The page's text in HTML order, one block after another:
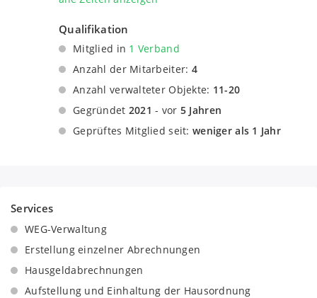
Qualifikation
Mitglied in 1 Verband
Verband der Immobilienverwalter Berlin-
Anzahl der Mitarbeiter: 4
Anzahl verwalteter Objekte: 11-20
Gegründet 2021 - vor 5 Jahren
Geprüftes Mitglied seit: weniger als 1 Jahr
Services
WEG-Verwaltung
Erstellung einzelner Abrechnungen
Hausgeldabrechnungen
Aufstellung und Einhaltung der Hausordnung